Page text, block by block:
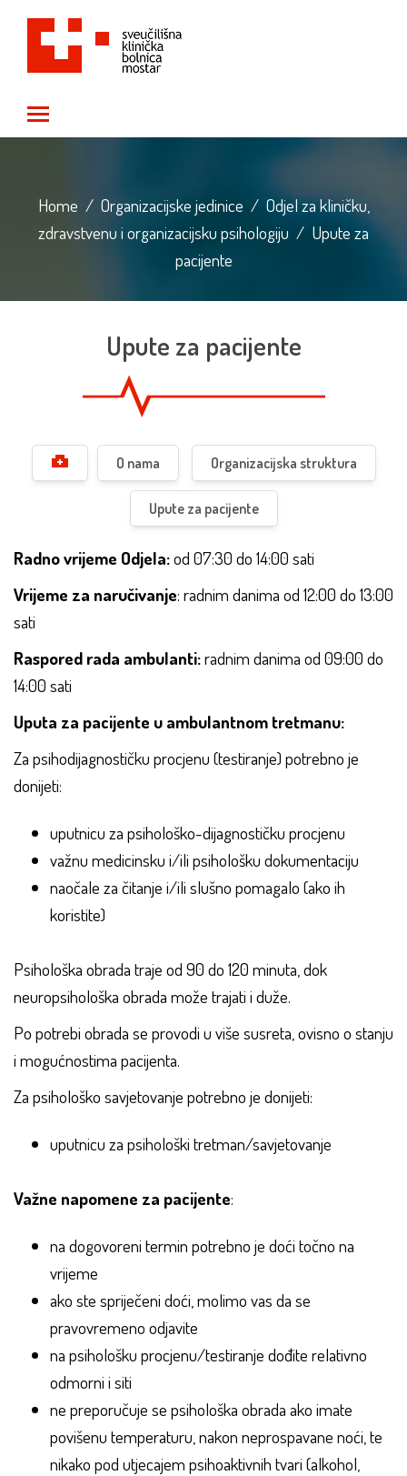
Home / Organizacijske jedinice / Odjel za kliničku,
zdravstvenu i organizacijsku psihologiju / Upute za
pacijente
Upute za pacijente
O nama Organizacijska struktura
Upute za pacijente
Radno vrijeme Odjela:od 07:30 do 14:00 sati
Vrijeme za naručivanje: radnim danima od 12:00 do 13:00
sati
Raspored rada ambulanti:radnim danima od 09:00 do
14:00 sati
Uputa za pacijente u ambulantnom tretmanu:
Za psihodijagnostičku procjenu (testiranje) potrebno je
donijeti:
uputnicu za psihološko-dijagnostičku procjenu
važnu medicinsku i/ili psihološku dokumentaciju
naočale za čitanje i/ili slušno pomagalo (ako ih
koristite)
Psihološka obrada traje od 90 do 120 minuta, dok
neuropsihološka obrada može trajati i duže.
Po potrebi obrada se provodi u više susreta, ovisno o stanju
i mogućnostima pacijenta.
Za psihološko savjetovanje potrebno je donijeti:
uputnicu za psihološki tretman/savjetovanje
Važne napomene za pacijente:
na dogovoreni termin potrebno je doći točno na
vrijeme
ako ste spriječeni doći, molimo vas da se
pravovremeno odjavite
na psihološku procjenu/testiranje dođite relativno
odmorni i siti
ne preporučuje se psihološka obrada ako imate
povišenu temperaturu, nakon neprospavane noći, te
nikako pod utjecajem psihoaktivnih tvari (alkohol,